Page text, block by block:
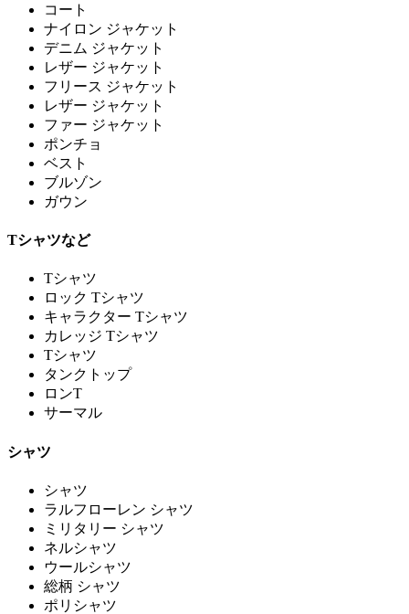
コート
ナイロン ジャケット
デニム ジャケット
レザー ジャケット
フリース ジャケット
レザー ジャケット
ファー ジャケット
ポンチョ
ベスト
ブルゾン
ガウン
Tシャツなど
Tシャツ
ロック Tシャツ
キャラクター Tシャツ
カレッジ Tシャツ
Tシャツ
タンクトップ
ロンT
サーマル
シャツ
シャツ
ラルフローレン シャツ
ミリタリー シャツ
ネルシャツ
ウールシャツ
総柄 シャツ
ポリシャツ